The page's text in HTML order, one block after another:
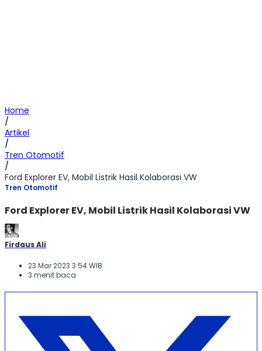
Home
/
Artikel
/
Tren Otomotif
/
Ford Explorer EV, Mobil Listrik Hasil Kolaborasi VW
Tren Otomotif
Ford Explorer EV, Mobil Listrik Hasil Kolaborasi VW
Firdaus Ali
23 Mar 2023 3:54 WIB
3 menit baca